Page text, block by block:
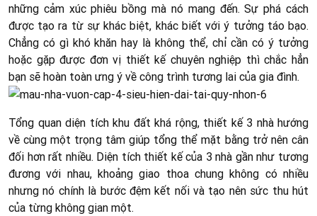
những cảm xúc phiêu bồng mà nó mang đến. Sự phá cách
được tạo ra từ sự khác biệt, khác biết với ý tưởng táo bạo.
Chẳng có gì khó khăn hay là không thể, chỉ cần có ý tưởng
hoặc gặp được đơn vị thiết kế chuyên nghiệp thì chắc hẳn
bạn sẽ hoàn toàn ưng ý về công trình tương lai của gia đình.
Tổng quan diện tích khu đất khá rộng, thiết kế 3 nhà hướng
về cùng một trọng tâm giúp tổng thể mặt bằng trở nên cân
đối hơn rất nhiều. Diện tích thiết kế của 3 nhà gần như tương
đương với nhau, khoảng giao thoa chung không có nhiều
nhưng nó chính là bước đệm kết nối và tạo nên sức thu hút
của từng không gian một.